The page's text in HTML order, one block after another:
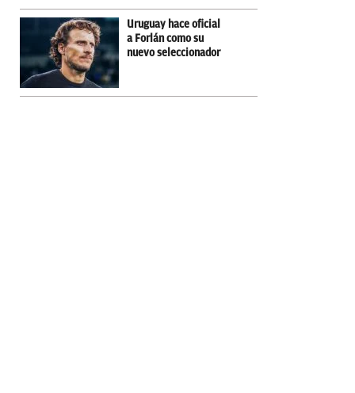
Uruguay hace oficial
a Forlán como su
nuevo seleccionador